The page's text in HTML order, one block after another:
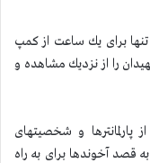
متحد تنها برای یك ساعت از كمپ
را از نزدیك مشاهده و
پارلمانترها و شخصیتهای
قصد آخوندها برای به راه